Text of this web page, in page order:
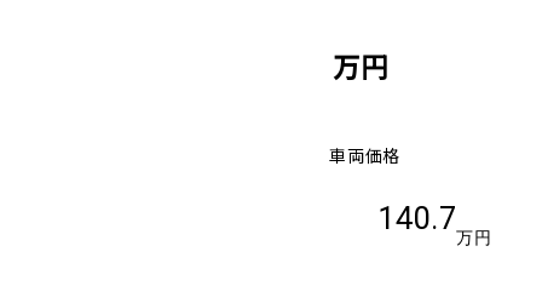
万円
車両価格
140.7
万円